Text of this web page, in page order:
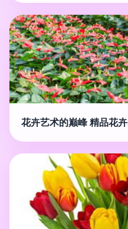
花卉艺术的巅峰 精品花